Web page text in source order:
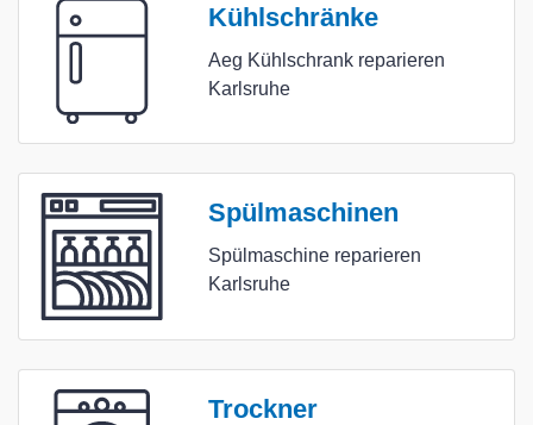
Kühlschränke
Aeg Kühlschrank reparieren
Karlsruhe
Spülmaschinen
Spülmaschine reparieren
Karlsruhe
Trockner